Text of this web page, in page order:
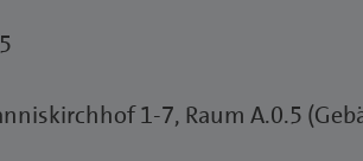
1-7, Raum A.0.5